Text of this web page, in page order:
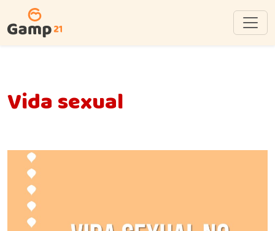
Vida sexual